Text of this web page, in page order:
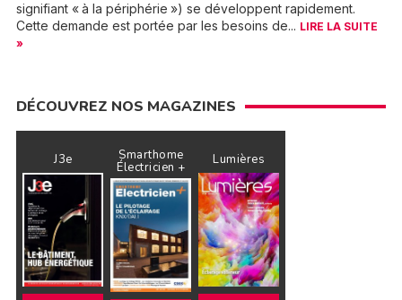
signifiant « à la périphérie ») se développent rapidement.
Cette demande est portée par les besoins de... LIRE LA SUITE
»
DÉCOUVREZ NOS MAGAZINES
J3e Smarthome
Électricien + Lumières